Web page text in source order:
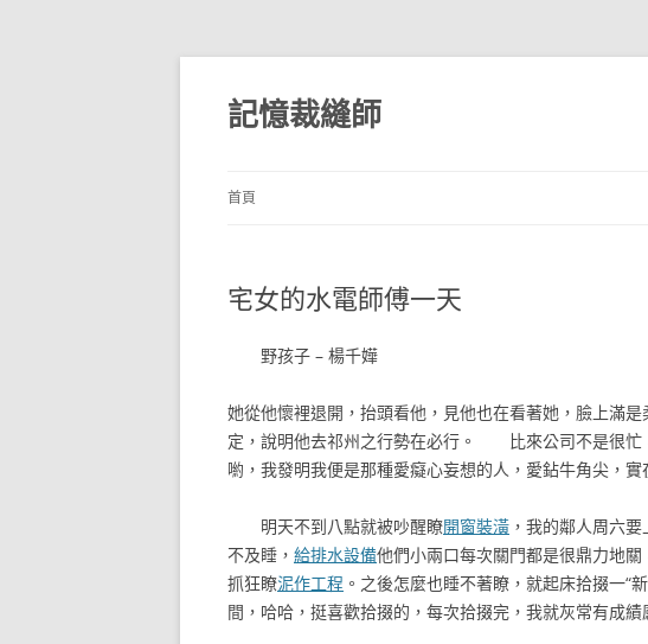
跳
主
要
內
記憶裁縫師
首頁
宅女的水電師傅一天
野孩子 – 楊千嬅
她從他懷裡退開，抬頭看他，見他也在看著她，臉上滿
定，說明他去祁州之行勢在必行。 比來公司不是很忙
喲，我發明我便是那種愛癡心妄想的人，愛鉆牛角尖，
明天不到八點就被吵醒瞭開窗裝潢 ，我的鄰人周六
不及睡， 給排水設備他們小兩口每次關門都是很鼎力地
抓狂瞭泥作工程 。之後怎麼也睡不著瞭，就起床拾掇一“
間，哈哈，挺喜歡拾掇的，每次拾掇完，我就灰常有成績